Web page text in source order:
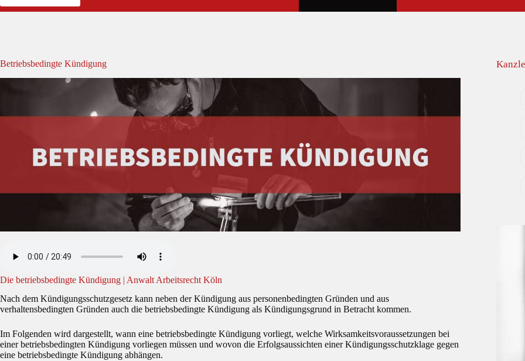
Betriebsbedingte Kündigung
Die betriebsbedingte Kündigung | Anwalt Arbeitsrecht Köln
Nach dem Kündigungsschutzgesetz kann neben der Kündigung aus personenbedingten Gründen und aus
verhaltensbedingten Gründen auch die betriebsbedingte Kündigung als Kündigungsgrund in Betracht kommen.
Im Folgenden wird dargestellt, wann eine betriebsbedingte Kündigung vorliegt, welche Wirksamkeitsvoraussetzungen bei
einer betriebsbedingten Kündigung vorliegen müssen und wovon die Erfolgsaussichten einer Kündigungsschutzklage gegen
eine betriebsbedingte Kündigung abhängen.